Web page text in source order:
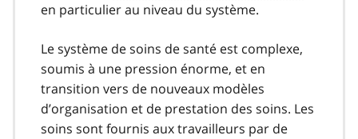
en particulier au niveau du système.
Le système de soins de santé est complexe,
soumis à une pression énorme, et en
transition vers de nouveaux modèles
d’organisation et de prestation des soins. Les
soins sont fournis aux travailleurs par de